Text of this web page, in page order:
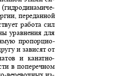
переданной
работа сил
уравнения для
пропорцио-
и зависят от
и  канатно-
в поперечном
веревочных из-